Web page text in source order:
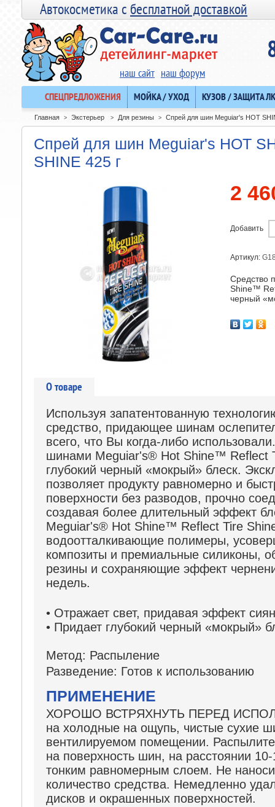
Автокосметика сбесплатной доставкой
наш сайт наш форум
СПЕЦПРЕДЛОЖЕНИЯ МОЙКА / УХОД КУЗОВ / ЗАЩИТА
Главная > Экстерьер > Для резины > Спрей для шин Meguiar's HOT
Спрей для шин Meguiar's HOT
SHINE 425 г
2
Добавить
Артикул:
Средство
Shine™
черный
О товаре
Используя запатентованную
средство, придающее шинам
всего, что Вы когда-либо
шинами Meguiar's® Hot Shine™ Reflect
глубокий черный «мокрый» блеск.
позволяет продукту равномерно и
поверхности без разводов, прочно
создавая более длительный эффект
Meguiar's® Hot Shine™ Reflect Tire
водоотталкивающие полимеры,
композиты и премиальные силиконы,
резины и сохраняющие эффект
недель.
• Отражает свет, придавая эффект
• Придает глубокий черный «мокрый»
Метод: Распыление
Разведение: Готов к использованию
ПРИМЕНЕНИЕ
ХОРОШО ВСТРЯХНУТЬ ПЕРЕД
на холодные на ощупь, чистые сухие
вентилируемом помещении.
на поверхность шин, на расстоянии
тонким равномерным слоем. Не
количество средства. Немедленно
дисков и окрашенных поверхностей.